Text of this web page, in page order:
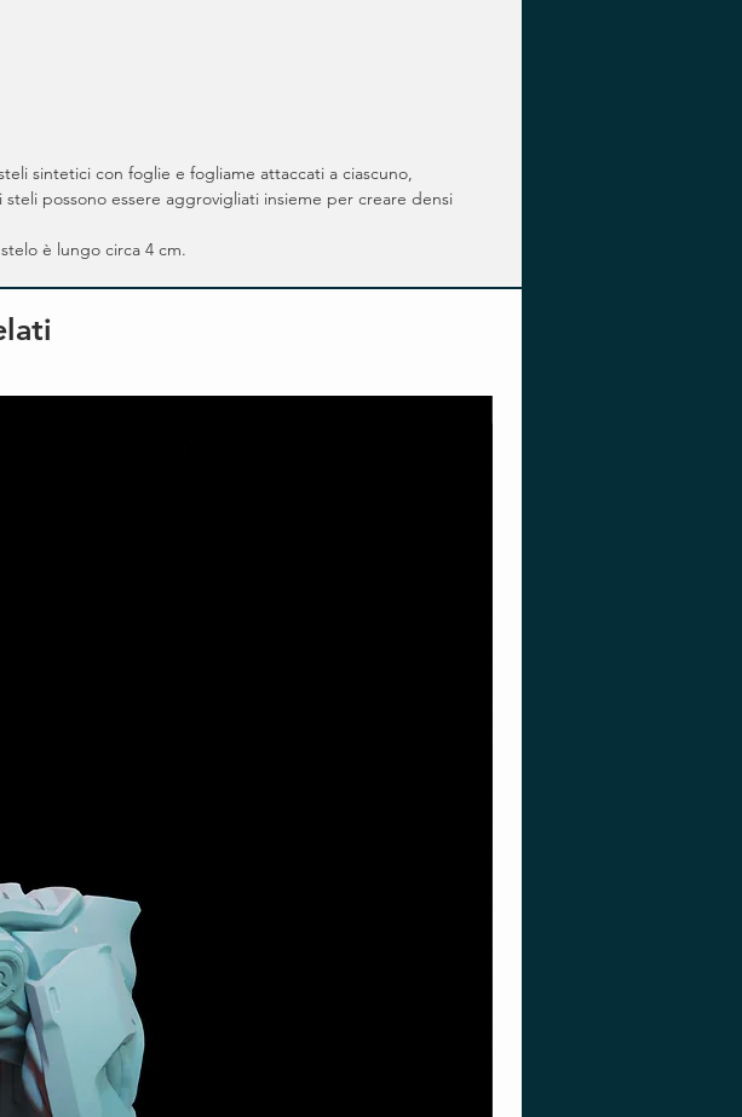
sintetici con foglie e fogliame attaccati a ciascuno,
possono essere aggrovigliati insieme per creare densi
è lungo circa 4 cm.